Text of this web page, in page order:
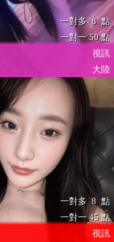
一對多 8 點
一對一 50 點
視訊
大陸
一對多 8 點
一對一 45 點
視訊